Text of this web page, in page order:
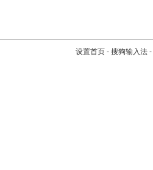
设置首页 - 搜狗输入法 -